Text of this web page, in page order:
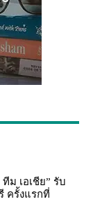
ม เอเชีย” รับ
ครั้งแรกที่